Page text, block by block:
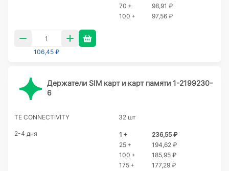
70 +
98,91 ₽
100 +
97,56 ₽
106,45 ₽
Держатели SIM карт и карт памяти 1-2199230-
6
TE CONNECTIVITY 32 шт
2-4 дня 1 +
236,55 ₽
25 +
194,62 ₽
100 +
185,95 ₽
175 +
177,29 ₽